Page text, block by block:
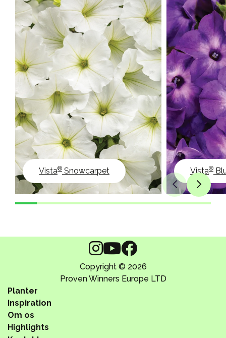
Vista® Snowcarpet Vista®
Copyright © 2026
Proven Winners Europe LTD
Planter
Inspiration
Om os
Highlights